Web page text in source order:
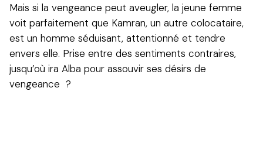
Mais si la vengeance peut aveugler, la jeune femme
voit parfaitement que Kamran, un autre colocataire,
est un homme séduisant, attentionné et tendre
envers elle. Prise entre des sentiments contraires,
jusqu’où ira Alba pour assouvir ses désirs de
vengeance ?